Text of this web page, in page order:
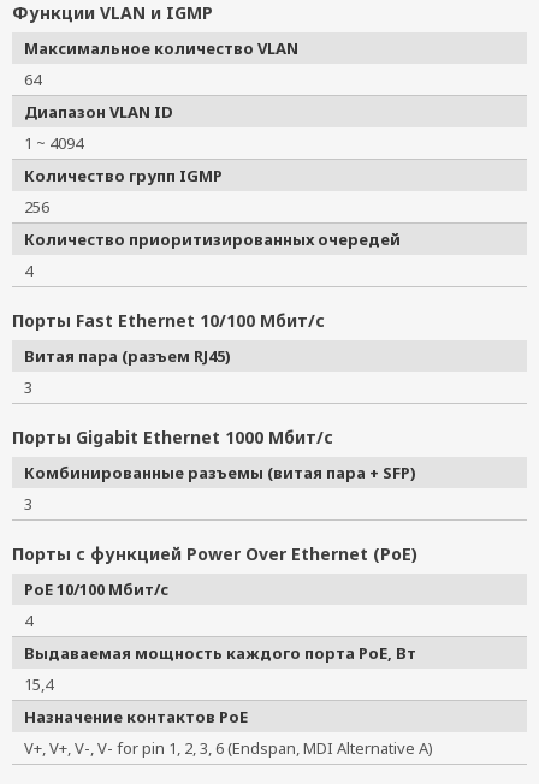
Функции VLAN и IGMP
Максимальное количество VLAN
64
Диапазон VLAN ID
1 ~ 4094
Количество групп IGMP
256
Количество приоритизированных очередей
4
Порты Fast Ethernet 10/100 Мбит/с
Витая пара (разъем RJ45)
3
Порты Gigabit Ethernet 1000 Мбит/с
Комбинированные разъемы (витая пара + SFP)
3
Порты с функцией Power Over Ethernet (PoE)
PoE 10/100 Мбит/с
4
Выдаваемая мощность каждого порта PoE, Вт
15,4
Назначение контактов PoE
V+, V+, V-, V- for pin 1, 2, 3, 6 (Endspan, MDI Alternative A)